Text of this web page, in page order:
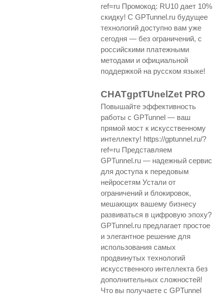
ref=ru Промокод: RU10 дает 10%
скидку! С GPTunnel.ru будущее
технологий доступно вам уже
сегодня — без ограничений, с
российскими платежными
методами и официальной
поддержкой на русском языке!
CHATgptTUnelZet PRO
Повышайте эффективность
работы с GPTunnel — ваш
прямой мост к искусственному
интеллекту! https://gptunnel.ru/?
ref=ru Представляем
GPTunnel.ru — надежный сервис
для доступа к передовым
нейросетям Устали от
ограничений и блокировок,
мешающих вашему бизнесу
развиваться в цифровую эпоху?
GPTunnel.ru предлагает простое
и элегантное решение для
использования самых
продвинутых технологий
искусственного интеллекта без
дополнительных сложностей!
Что вы получаете с GPTunnel